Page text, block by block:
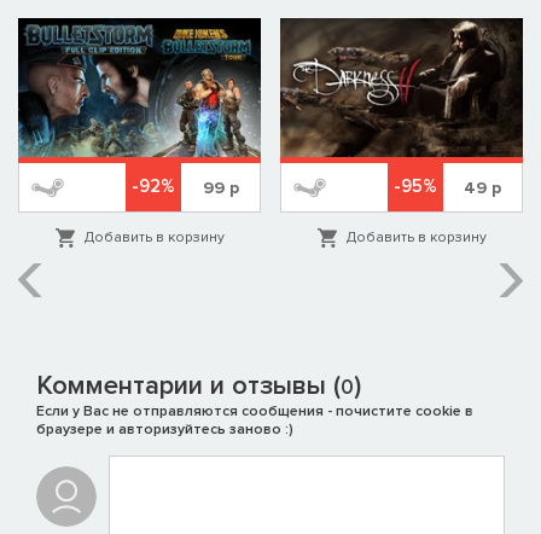
-92% 99р
Добавить в корзину
-95% 49 р
Добавить в корзину
Комментарии и отзывы (0)
Если у Вас не отправляются сообщения - почистите cookie в
браузере и авторизуйтесь заново :)